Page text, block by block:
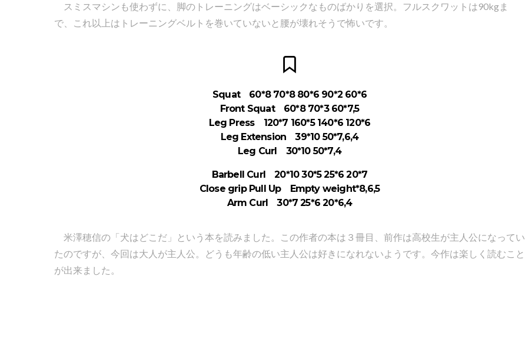
スミスマシンも使わずに、脚のトレーニングはベーシックなものばかりを選択。フルスクワットは90kgま
で、これ以上はトレーニングベルトを巻いていないと腰が壊れそうで怖いです。
Squat 60*8 70*8 80*6 90*2 60*6
Front Squat 60*8 70*3 60*7,5
Leg Press 120*7 160*5 140*6 120*6
Leg Extension 39*10 50*7,6,4
Leg Curl 30*10 50*7,4
Barbell Curl 20*10 30*5 25*6 20*7
Close grip Pull Up Empty weight*8,6,5
Arm Curl 30*7 25*6 20*6,4
米澤穂信の「犬はどこだ」という本を読みました。この作者の本は３冊目、前作は高校生が主人公になってい
たのですが、今回は大人が主人公。どうも年齢の低い主人公は好きになれないようです。今作は楽しく読むこと
が出来ました。